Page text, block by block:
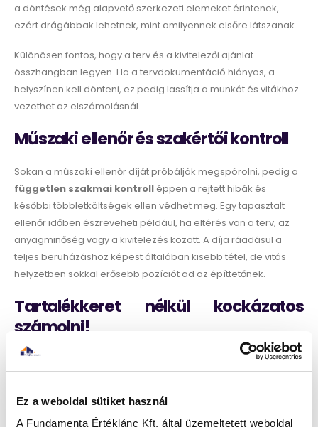
Ez a weboldal sütiket használ
A Fundamenta Értéklánc Kft. által üzemeltetett weboldal
a döntések még alapvető szerkezeti elemeket érintenek,
ezért drágábbak lehetnek, mint amilyennek elsőre látszanak.
Különösen fontos, hogy a terv és a kivitelezői ajánlat
összhangban legyen. Ha a tervdokumentáció hiányos, a
helyszínen kell dönteni, ez pedig lassítja a munkát és vitákhoz
vezethet az elszámolásnál.
Műszaki ellenőr és szakértői kontroll
Sokan a műszaki ellenőr díját próbálják megspórolni, pedig a
független szakmai kontroll éppen a rejtett hibák és
későbbi többletköltségek ellen védhet meg. Egy tapasztalt
ellenőr időben észreveheti például, ha eltérés van a terv, az
anyagminőség vagy a kivitelezés között. A díja ráadásul a
teljes beruházáshoz képest általában kisebb tétel, de vitás
helyzetben sokkal erősebb pozíciót ad az építtetőnek.
Tartalékkeret nélkül kockázatos
számolni!
A rejtett költségek szerkezetkész ház építésénél akkor
. Ez nem pazarlás, hanem biztonsági sáv.